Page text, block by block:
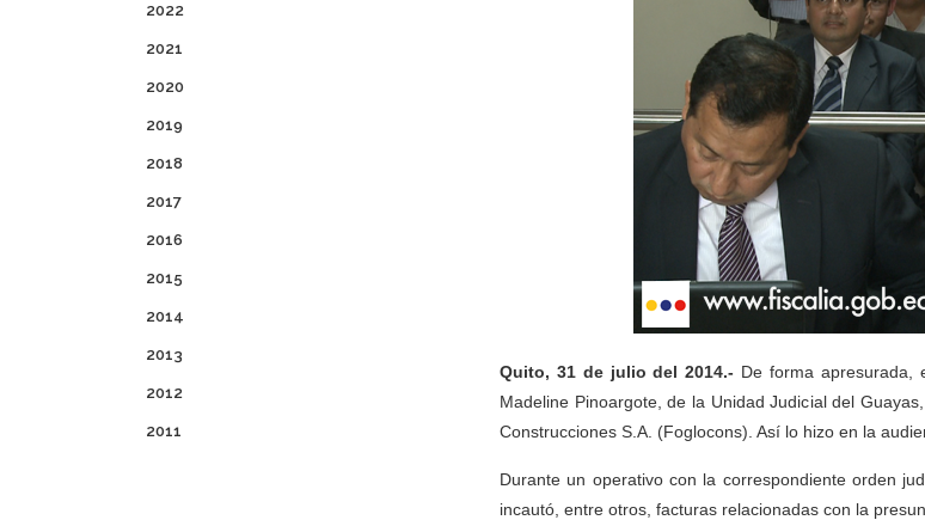
2022
2021
2020
2019
2018
2017
2016
2015
2014
2013
2012
2011
Quito, 31 de julio del 2014.- De forma apresurada,
Madeline Pinoargote, de la Unidad Judicial del
Construcciones S.A. (Foglocons). Así lo hizo en la
Durante un operativo con la correspondiente orden
incautó, entre otros, facturas relacionadas con la